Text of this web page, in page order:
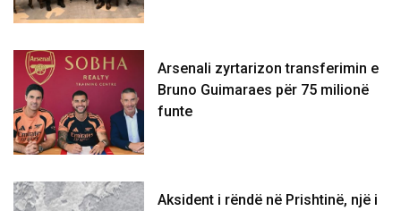
Arsenali zyrtarizon transferimin e
Bruno Guimaraes për 75 milionë
funte
Aksident i rëndë në Prishtinë, një i